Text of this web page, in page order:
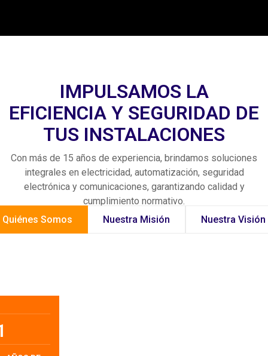
IMPULSAMOS LA
EFICIENCIA Y SEGURIDAD DE
TUS INSTALACIONES
Con más de 15 años de experiencia, brindamos soluciones
integrales en electricidad, automatización, seguridad
electrónica y comunicaciones, garantizando calidad y
cumplimiento normativo.
Quiénes Somos
Nuestra Misión Nuestra Visión